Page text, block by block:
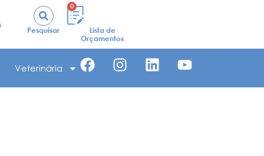
Pesquisar
0
Lista de
Orçamentos
Veterinária